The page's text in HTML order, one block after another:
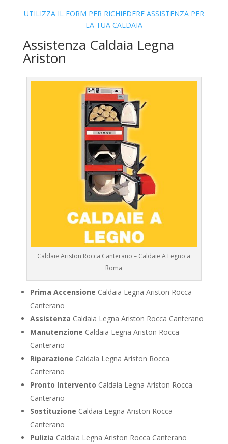
UTILIZZA IL FORM PER RICHIEDERE ASSISTENZA PER
LA TUA CALDAIA
Assistenza Caldaia Legna
Ariston
Caldaie Ariston Rocca Canterano – Caldaie A Legno a
Roma
Prima Accensione Caldaia Legna Ariston Rocca
Canterano
Assistenza Caldaia Legna Ariston Rocca Canterano
Manutenzione Caldaia Legna Ariston Rocca
Canterano
Riparazione Caldaia Legna Ariston Rocca
Canterano
Pronto Intervento Caldaia Legna Ariston Rocca
Canterano
Sostituzione Caldaia Legna Ariston Rocca
Canterano
Pulizia Caldaia Legna Ariston Rocca Canterano